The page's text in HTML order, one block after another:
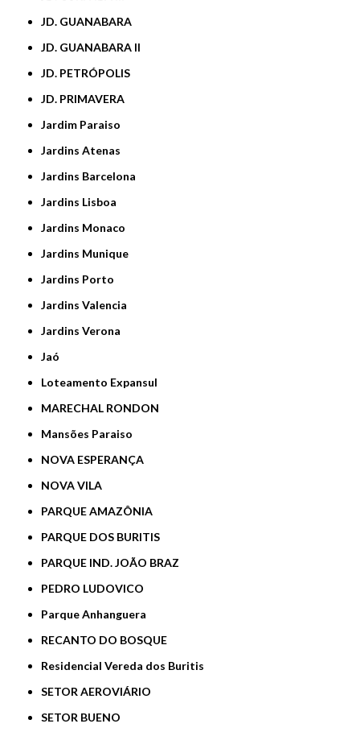
JD. GUANABARA
JD. GUANABARA II
JD. PETRÓPOLIS
JD. PRIMAVERA
Jardim Paraiso
Jardins Atenas
Jardins Barcelona
Jardins Lisboa
Jardins Monaco
Jardins Munique
Jardins Porto
Jardins Valencia
Jardins Verona
Jaó
Loteamento Expansul
MARECHAL RONDON
Mansões Paraiso
NOVA ESPERANÇA
NOVA VILA
PARQUE AMAZÔNIA
PARQUE DOS BURITIS
PARQUE IND. JOÃO BRAZ
PEDRO LUDOVICO
Parque Anhanguera
RECANTO DO BOSQUE
Residencial Vereda dos Buritis
SETOR AEROVIÁRIO
SETOR BUENO